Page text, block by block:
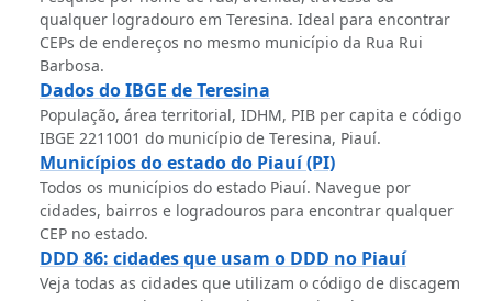
qualquer logradouro em Teresina. Ideal para encontrar
CEPs de endereços no mesmo município da Rua Rui
Barbosa.
Dados do IBGE de Teresina
População, área territorial, IDHM, PIB per capita e código
IBGE 2211001 do município de Teresina, Piauí.
Municípios do estado do Piauí (PI)
Todos os municípios do estado Piauí. Navegue por
cidades, bairros e logradouros para encontrar qualquer
CEP no estado.
DDD 86: cidades que usam o DDD no Piauí
Veja todas as cidades que utilizam o código de discagem